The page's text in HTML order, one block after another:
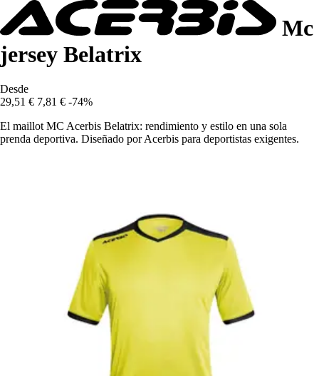
Mc
jersey Belatrix
Desde
29,51 € 7,81 € -74%
El maillot MC Acerbis Belatrix: rendimiento y estilo en una sola
prenda deportiva. Diseñado por Acerbis para deportistas exigentes.